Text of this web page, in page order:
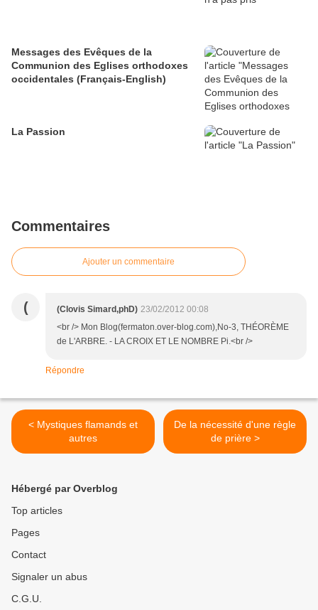
Messages des Evêques de la
Communion des Eglises orthodoxes
occidentales (Français-English)
La Passion
Commentaires
Ajouter un commentaire
( (Clovis Simard,phD) 23/02/2012 00:08
<br /> Mon Blog(fermaton.over-blog.com),No-3, THÉORÈME
de L'ARBRE. - LA CROIX ET LE NOMBRE Pi.<br />
Répondre
< Mystiques flamands et
autres
De la nécessité d'une règle
de prière >
Hébergé par Overblog
Top articles
Pages
Contact
Signaler un abus
C.G.U.